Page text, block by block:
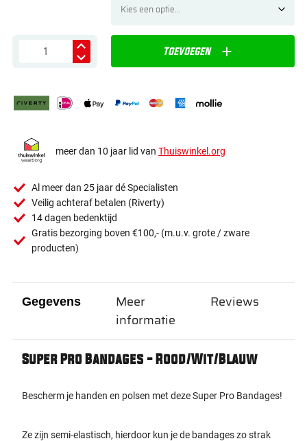
Toevoegen
meer dan 10 jaar lid van Thuiswinkel.org
Al meer dan 25 jaar dé Specialisten
Veilig achteraf betalen (Riverty)
14 dagen bedenktijd
Gratis bezorging boven €100,- (m.u.v. grote / zware
producten)
Gegevens
Super Pro Bandages - Rood/Wit/Blauw
Bescherm je handen en polsen met deze Super Pro Bandages!
Ze zijn semi-elastisch, hierdoor kun je de bandages zo strak
Meer
informatie
Reviews